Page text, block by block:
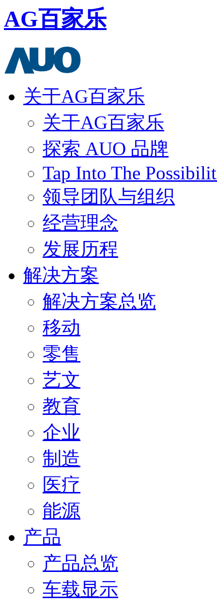
AG百家乐
关于AG百家乐
关于AG百家乐
探索 AUO 品牌
Tap Into The
领导团队与组织
经营理念
发展历程
解决方案
解决方案总览
移动
零售
艺文
教育
企业
制造
医疗
能源
产品
产品总览
车载显示